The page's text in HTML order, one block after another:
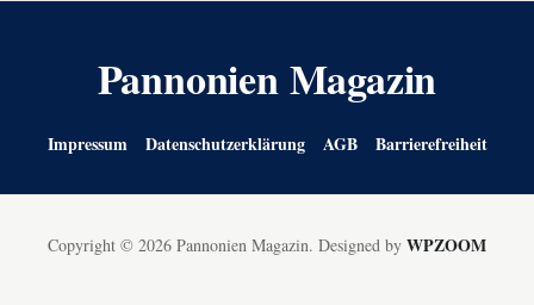
Pannonien Magazin
Impressum Datenschutzerklärung AGB Barrierefreiheit
Copyright © 2026 Pannonien Magazin. Designed by WPZOOM